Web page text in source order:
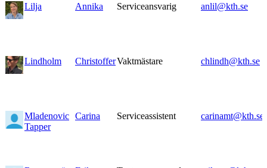
Lilja Annika Serviceansvarig anlil@kth.se
Lindholm ChristofferVaktmästare chlindh@kth.se
Mladenovic
Tapper
Carina Serviceassistent carinamt@kth.se